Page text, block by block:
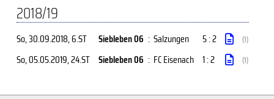
2018/19
So, 30.09.2018, 6.ST Siebleben 06 : Salzungen 5 : 2 (1)
So, 05.05.2019, 24.ST Siebleben 06 : FC Eisenach 1 : 2 (1)